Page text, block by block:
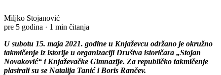
Miljko Stojanović
pre 5 godina · 1 min čitanja
U subotu 15. maja 2021. godine u Knjaževcu održano je okružno
takmičenje iz istorije u organizaciji Društva istoričara „Stojan
Novaković“ i Knjaževačke Gimnazije. Za republičko takmičenje
plasirali su se Natalija Tanić i Boris Rančev.